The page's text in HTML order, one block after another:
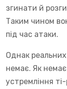
згинати й
Таким чином
під час атаки.
Однак реальних
немає. Як немає
устремління